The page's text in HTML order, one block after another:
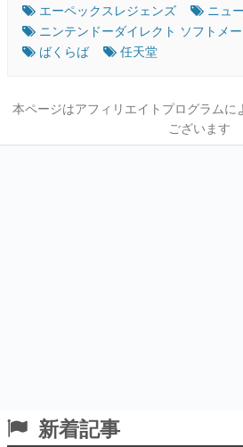
エーペックスレジェンズ
ニュ
ニンテンドーダイレクト ソフトメ
ばくらば
任天堂
本ページはアフィリエイトプログラム
ございます
新着記事